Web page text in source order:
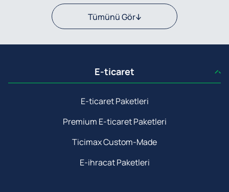
Tümünü Gör
E-ticaret
E-ticaret Paketleri
Premium E-ticaret Paketleri
Ticimax Custom-Made
E-ihracat Paketleri